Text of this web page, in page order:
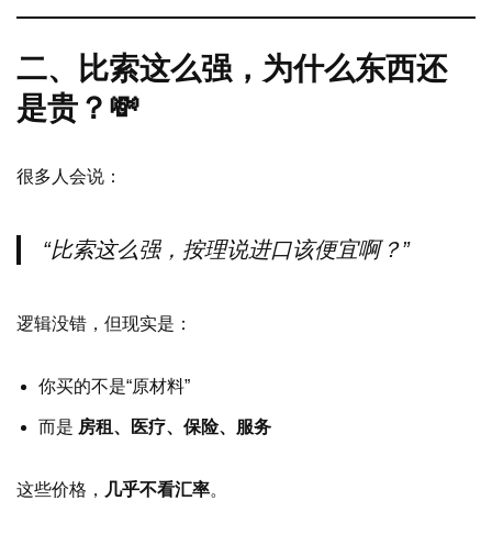
二、比索这么强，为什么东西还
是贵？💸
很多人会说：
“比索这么强，按理说进口该便宜啊？”
逻辑没错，但现实是：
你买的不是“原材料”
而是 房租、医疗、保险、服务
这些价格， 几乎不看汇率。